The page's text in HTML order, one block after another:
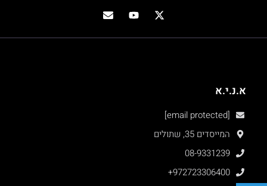
א.נ.י.א
[email protected]
המייסדים 35, שתולים
08-9331239
+972723306400